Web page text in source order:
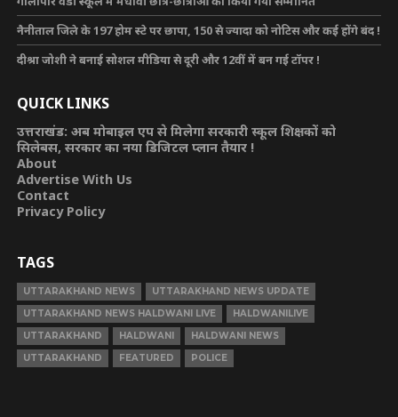
नैनीताल जिले के 197 होम स्टे पर छापा, 150 से ज्यादा को नोटिस और कई होंगे बंद !
दीश्रा जोशी ने बनाई सोशल मीडिया से दूरी और 12वीं में बन गई टॉपर !
QUICK LINKS
उत्तराखंड: अब मोबाइल एप से मिलेगा सरकारी स्कूल शिक्षकों को
सिलेबस, सरकार का नया डिजिटल प्लान तैयार !
About
Advertise With Us
Contact
Privacy Policy
TAGS
UTTARAKHAND NEWS
UTTARAKHAND NEWS UPDATE
UTTARAKHAND NEWS HALDWANI LIVE
HALDWANILIVE
UTTARAKHAND
HALDWANI
HALDWANI NEWS
UTTARAKHAND
FEATURED POLICE